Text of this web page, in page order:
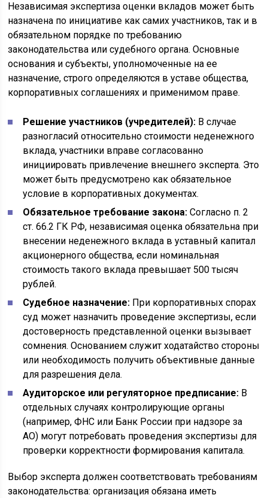
Независимая экспертиза оценки вкладов может быть
назначена по инициативе как самих участников, так и в
обязательном порядке по требованию
законодательства или судебного органа. Основные
основания и субъекты, уполномоченные на ее
назначение, строго определяются в уставе общества,
корпоративных соглашениях и применимом праве.
Решение участников (учредителей): В случае
разногласий относительно стоимости неденежного
вклада, участники вправе согласованно
инициировать привлечение внешнего эксперта. Это
может быть предусмотрено как обязательное
условие в корпоративных документах.
Обязательное требование закона: Согласно п. 2
ст. 66.2 ГК РФ, независимая оценка обязательна при
внесении неденежного вклада в уставный капитал
акционерного общества, если номинальная
стоимость такого вклада превышает 500 тысяч
рублей.
Судебное назначение: При корпоративных спорах
суд может назначить проведение экспертизы, если
достоверность представленной оценки вызывает
сомнения. Основанием служит ходатайство стороны
или необходимость получить объективные данные
для разрешения дела.
Аудиторское или регуляторное предписание: В
отдельных случаях контролирующие органы
(например, ФНС или Банк России при надзоре за
АО) могут потребовать проведения экспертизы для
проверки корректности формирования капитала.
Выбор эксперта должен соответствовать требованиям
законодательства: организация обязана иметь